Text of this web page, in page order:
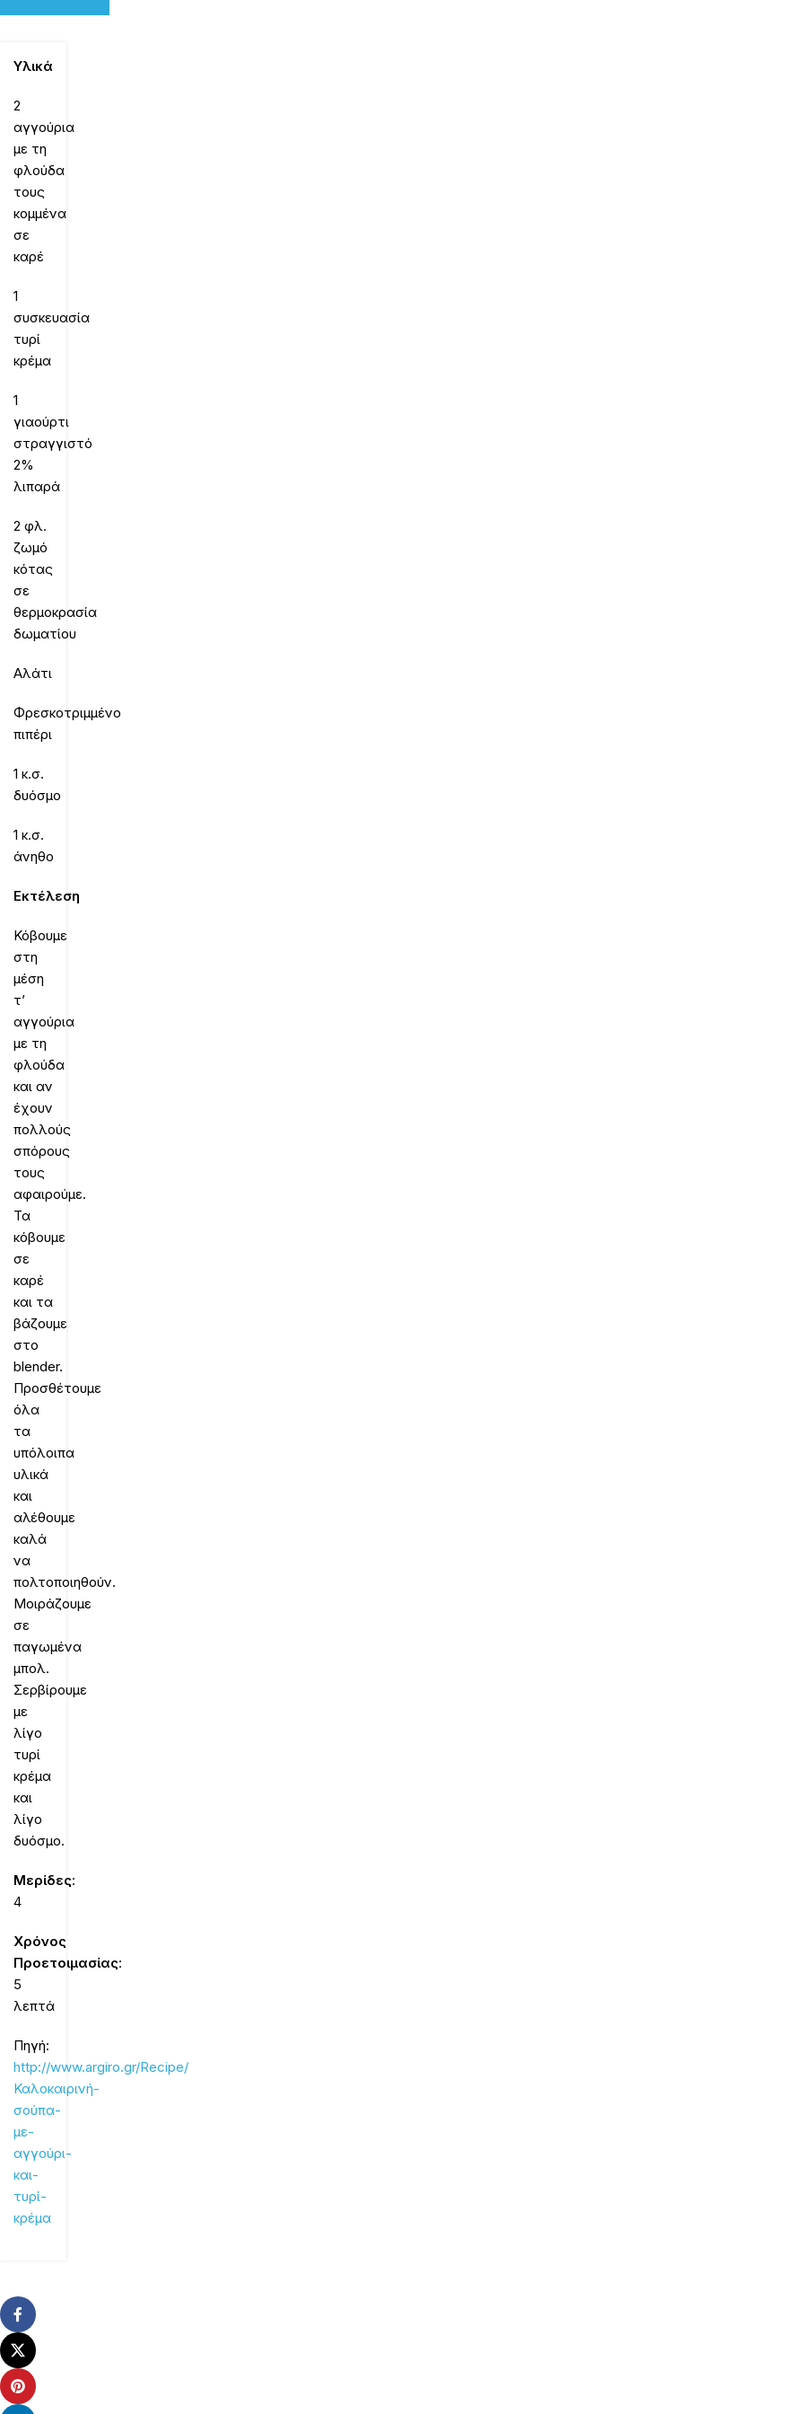
Υλικά
2
αγγούρια
με τη
φλούδα
τους
κομμένα
σε
καρέ
1
συσκευασία
τυρί
κρέμα
1
γιαούρτι
στραγγιστό
2%
λιπαρά
2 φλ.
ζωμό
κότας
σε
θερμοκρασία
δωματίου
Αλάτι
Φρεσκοτριμμένο
πιπέρι
1 κ.σ.
δυόσμο
1 κ.σ.
άνηθο
Εκτέλεση
Κόβουμε
στη
μέση
τ’
αγγούρια
με τη
φλούδα
και αν
έχουν
πολλούς
σπόρους
τους
αφαιρούμε.
Τα
κόβουμε
σε
καρέ
και τα
βάζουμε
στο
blender.
Προσθέτουμε
όλα
τα
υπόλοιπα
υλικά
και
αλέθουμε
καλά
να
πολτοποιηθούν.
Μοιράζουμε
σε
παγωμένα
μπολ.
Σερβίρουμε
με
λίγο
τυρί
κρέμα
και
λίγο
δυόσμο.
Mερίδες:
4
Χρόνος
Προετοιμασίας:
5
λεπτά
Πηγή:
http://www.argiro.gr/Recipe/
Καλοκαιρινή-
σούπα-
με-
αγγούρι-
και-
τυρί-
κρέμα